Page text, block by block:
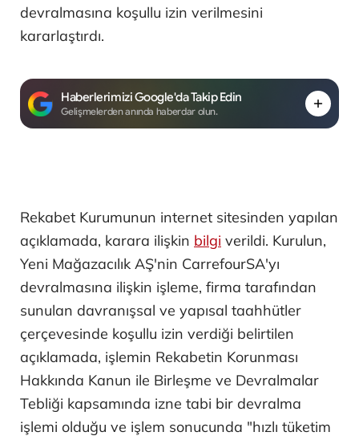
devralmasına koşullu izin verilmesini
kararlaştırdı.
Haberlerimizi Google'da Takip Edin
Gelişmelerden anında haberdar olun.
Rekabet Kurumunun internet sitesinden yapılan
açıklamada, karara ilişkin bilgi verildi. Kurulun,
Yeni Mağazacılık AŞ'nin CarrefourSA'yı
devralmasına ilişkin işleme, firma tarafından
sunulan davranışsal ve yapısal taahhütler
çerçevesinde koşullu izin verdiği belirtilen
açıklamada, işlemin Rekabetin Korunması
Hakkında Kanun ile Birleşme ve Devralmalar
Tebliği kapsamında izne tabi bir devralma
işlemi olduğu ve işlem sonucunda "hızlı tüketim